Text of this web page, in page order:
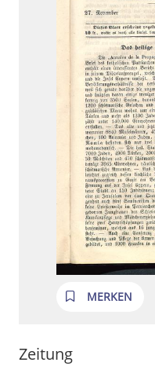
MERKEN
Zeitung